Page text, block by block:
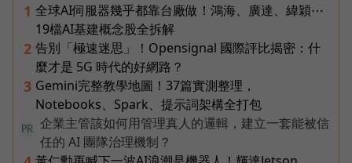
1 全球AI伺服器幾乎都靠台廠做！鴻海、廣達、緯穎⋯
19檔AI基建概念股全拆解
2 告別「極速迷思」！Opensignal 國際評比揭密：什
麼才是 5G 時代的好網路？
3 Gemini完整教學地圖！37篇實測整理，
Notebooks、Spark、提示詞架構全打包
PR
企業主管該如何用管理真人的邏輯，建立一套能被信
任的 AI 團隊治理機制？